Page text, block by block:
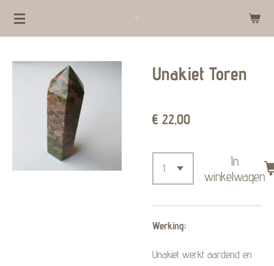
Ga
hoofdinhoud
Unakiet Toren
€ 22,00
In
winkelwagen
Werking:
Unakiet werkt aardend en